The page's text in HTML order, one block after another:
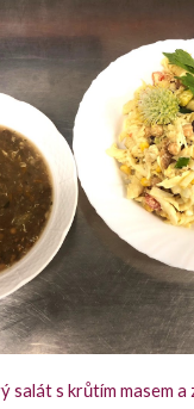
salát s krůtím masem a